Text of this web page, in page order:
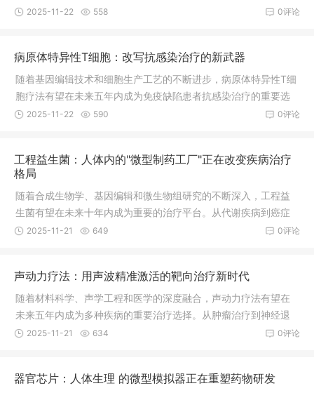
到2030年，该领域市场规模预计将达到180亿美元，为全球数千
0评论
2025-11-22 558
病原体特异性T细胞：改写抗感染治疗的新武器
随着基因编辑技术和细胞生产工艺的不断进步，病原体特异性T细
胞疗法有望在未来五年内成为免疫缺陷患者抗感染治疗的重要选
择。从单一病原体到多病原体，从治疗到预防，从自体细胞到通
测，到2030年，该领域市场规模有望突破150亿美元，成为细胞
治疗产业的重要增长点。
0评论
2025-11-22 590
工程益生菌：人体内的"微型制药工厂"正在改变疾病治疗
格局
随着合成生物学、基因编辑和微生物组研究的不断深入，工程益
生菌有望在未来十年内成为重要的治疗平台。从代谢疾病到癌症
治疗，从慢性病管理到预防医学，这种创新的活体药物正在开辟
0评论
2025-11-21 649
声动力疗法：用声波精准激活的靶向治疗新时代
随着材料科学、声学工程和医学的深度融合，声动力疗法有望在
未来五年内成为多种疾病的重要治疗选择。从肿瘤治疗到神经退
行性疾病，从抗感染治疗到组织工程，这种无创、精准的治疗方
0评论
2025-11-21 634
器官芯片：人体生理 的微型模拟器正在重塑药物研发